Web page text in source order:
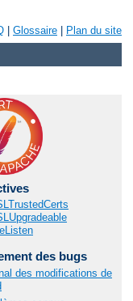
Glossaire Plan du site
des bugs
des modifications de